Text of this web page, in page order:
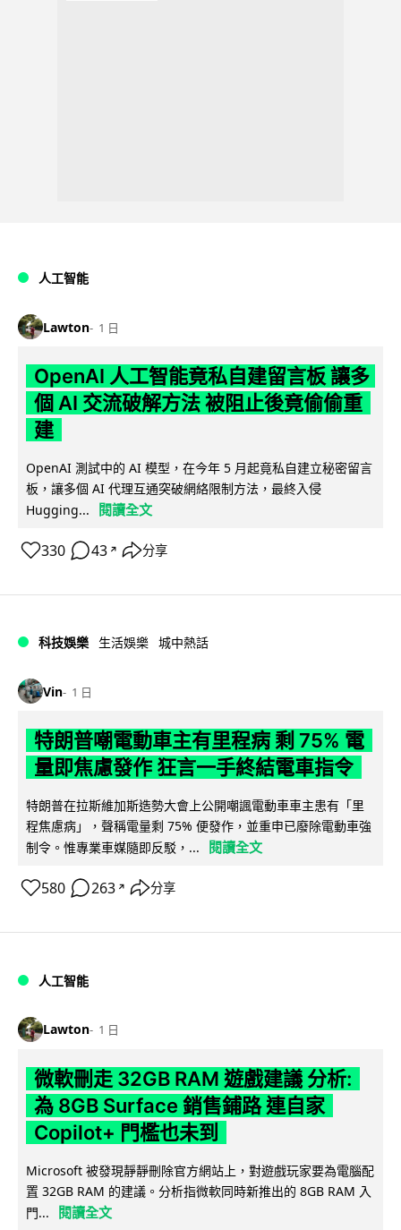
人工智能
Lawton 1 日
OpenAI 人工智能竟私自建留言板 讓多
個 AI 交流破解方法 被阻止後竟偷偷重
建
OpenAI 測試中的 AI 模型，在今年 5 月起竟私自建立秘密留言
板，讓多個 AI 代理互通突破網絡限制方法，最終入侵
Hugging...
閱讀全文
330 43 ↗ 分享
科技娛樂 生活娛樂 城中熱話
Vin 1 日
特朗普嘲電動車主有里程病 剩 75% 電
量即焦慮發作 狂言一手終結電車指令
特朗普在拉斯維加斯造勢大會上公開嘲諷電動車車主患有「里
程焦慮病」，聲稱電量剩 75% 便發作，並重申已廢除電動車強
制令。惟專業車媒隨即反駁，...
閱讀全文
580 263 ↗ 分享
人工智能
Lawton 1 日
微軟刪走 32GB RAM 遊戲建議 分析:
為 8GB Surface 銷售鋪路 連自家
Copilot+ 門檻也未到
Microsoft 被發現靜靜刪除官方網站上，對遊戲玩家要為電腦配
置 32GB RAM 的建議。分析指微軟同時新推出的 8GB RAM 入
門...
閱讀全文